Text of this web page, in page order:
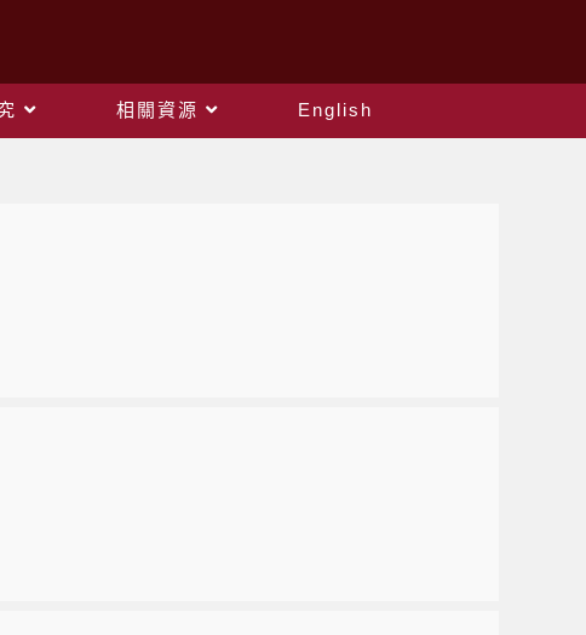
相關資源 English